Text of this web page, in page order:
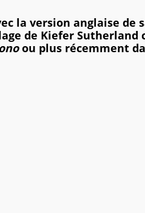
la version anglaise de
de Kiefer Sutherland
ou plus récemment